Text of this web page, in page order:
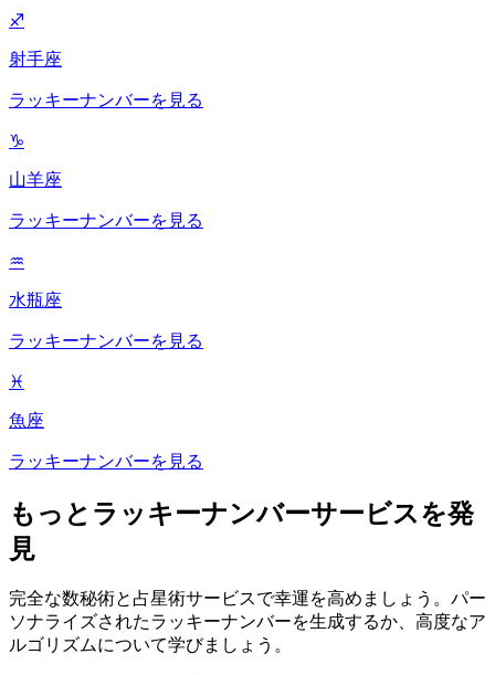
♐
射手座
ラッキーナンバーを見る
♑
山羊座
ラッキーナンバーを見る
♒
水瓶座
ラッキーナンバーを見る
♓
魚座
ラッキーナンバーを見る
もっとラッキーナンバーサービスを発
見
完全な数秘術と占星術サービスで幸運を高めましょう。パー
ソナライズされたラッキーナンバーを生成するか、高度なア
ルゴリズムについて学びましょう。